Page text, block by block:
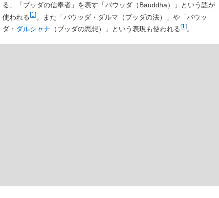
る」「ブッダの信奉者」を表す「バウッダ（Bauddha）」という語が
使われる[1 ]。また「バウッダ・ダルマ（ブッダの法）」や「バウッ
ダ・ ダルシャナ （ブッダの思想）」という表現も使われる [1 ] 。